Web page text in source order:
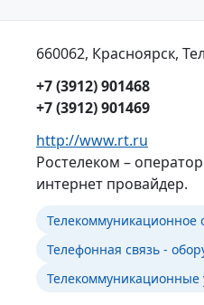
660062, Красноярск,
+7 (3912) 901468
+7 (3912) 901469
http://www.rt.ru
Ростелеком –
интернет провайдер.
Телекоммуникационное
Телефонная связь -
Телекоммуникационные